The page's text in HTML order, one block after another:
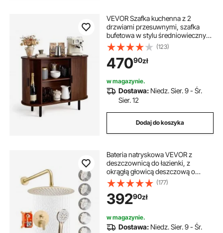
VEVOR Szafka kuchenna z 2
drzwiami przesuwnymi, szafka
bufetowa w stylu średniowiecznym
do salonu/przedpokoju, szafka do
przechowywania 100 x 40 x 75 cm
Szafka kuchenna bufetowa z
orzecha włoskiego
(123)
47090zł
w magazynie.
Dostawa: Niedz. Sier. 9 - Śr.
Sier. 12
Dodaj do koszyka
Bateria natryskowa VEVOR z
deszczownicą do łazienki, z
okrągłą głowicą deszczową o
średnicy 254 mm i słuchawką
prysznicową, bateria łazienkowa
ścienna z zaworem mosiężnym i
zestawem wykończeniowym,
szczotkowane złoto
(177)
39290zł
w magazynie.
Dostawa: Niedz. Sier. 9 - Śr.